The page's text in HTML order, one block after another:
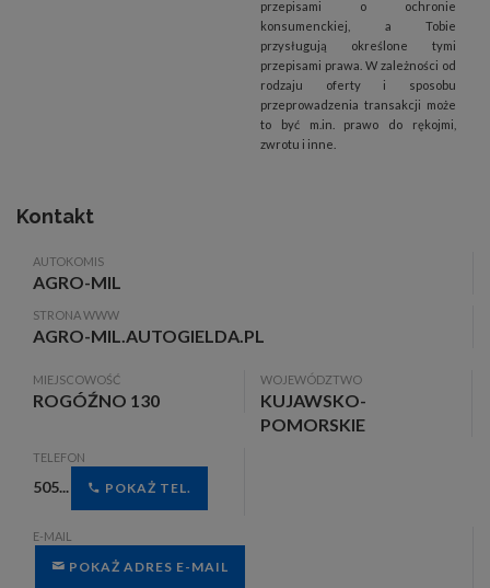
przepisami o ochronie
konsumenckiej, a Tobie
przysługują określone tymi
przepisami prawa. W zależności od
rodzaju oferty i sposobu
przeprowadzenia transakcji może
to być m.in. prawo do rękojmi,
zwrotu i inne.
Kontakt
AUTOKOMIS
AGRO-MIL
STRONA WWW
AGRO-MIL.AUTOGIELDA.PL
MIEJSCOWOŚĆ
ROGÓŹNO 130
WOJEWÓDZTWO
KUJAWSKO-
POMORSKIE
TELEFON
505... POKAŻ TEL.
E-MAIL
POKAŻ ADRES E-MAIL